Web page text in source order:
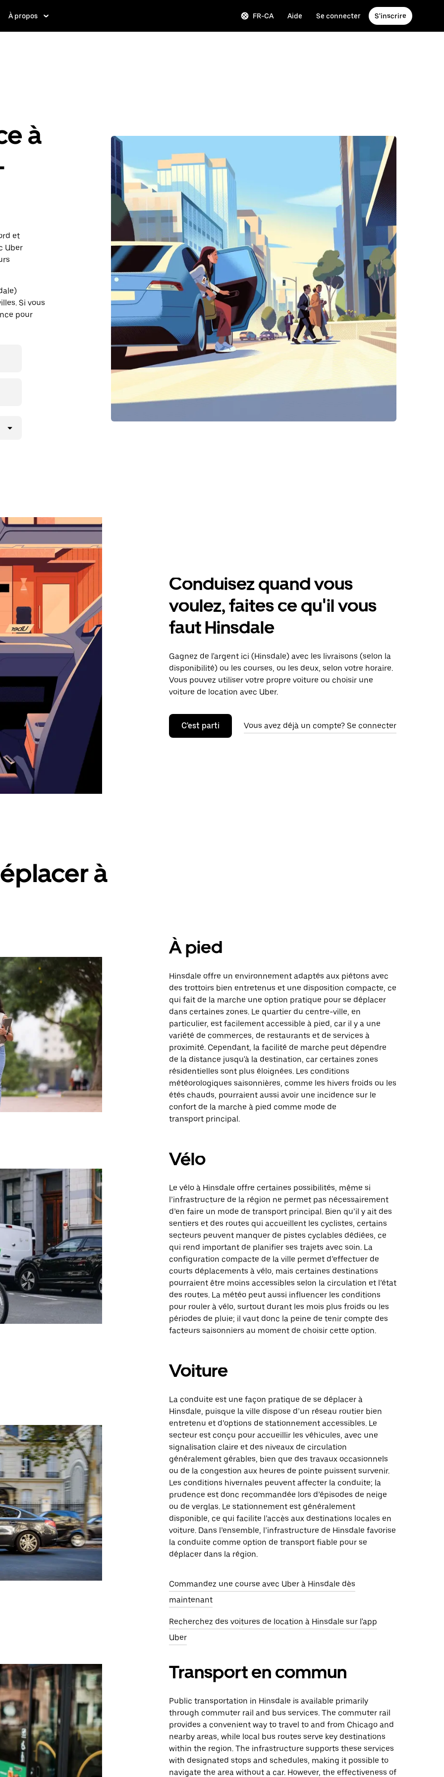
À propos FR-CA Aide Se connecter S'inscrire
à
et
Uber
Si vous
pour
Conduisez quand vous
voulez, faites ce qu'il vous
faut Hinsdale
Gagnez de l'argent ici (Hinsdale) avec les livraisons (selon la
disponibilité) ou les courses, ou les deux, selon votre horaire.
Vous pouvez utiliser votre propre voiture ou choisir une
voiture de location avec Uber.
C'est parti Vous avez déjà un compte? Se connecter
à
À pied
Hinsdale offre un environnement adaptés aux piétons avec
des trottoirs bien entretenus et une disposition compacte, ce
qui fait de la marche une option pratique pour se déplacer
dans certaines zones. Le quartier du centre-ville, en
particulier, est facilement accessible à pied, car il y a une
variété de commerces, de restaurants et de services à
proximité. Cependant, la facilité de marche peut dépendre
de la distance jusqu'à la destination, car certaines zones
résidentielles sont plus éloignées. Les conditions
météorologiques saisonnières, comme les hivers froids ou les
étés chauds, pourraient aussi avoir une incidence sur le
confort de la marche à pied comme mode de
transport principal.
Vélo
Le vélo à Hinsdale offre certaines possibilités, même si
l’infrastructure de la région ne permet pas nécessairement
d’en faire un mode de transport principal. Bien qu’il y ait des
sentiers et des routes qui accueillent les cyclistes, certains
secteurs peuvent manquer de pistes cyclables dédiées, ce
qui rend important de planifier ses trajets avec soin. La
configuration compacte de la ville permet d’effectuer de
courts déplacements à vélo, mais certaines destinations
pourraient être moins accessibles selon la circulation et l’état
des routes. La météo peut aussi influencer les conditions
pour rouler à vélo, surtout durant les mois plus froids ou les
périodes de pluie; il vaut donc la peine de tenir compte des
facteurs saisonniers au moment de choisir cette option.
Voiture
La conduite est une façon pratique de se déplacer à
Hinsdale, puisque la ville dispose d’un réseau routier bien
entretenu et d’options de stationnement accessibles. Le
secteur est conçu pour accueillir les véhicules, avec une
signalisation claire et des niveaux de circulation
généralement gérables, bien que des travaux occasionnels
ou de la congestion aux heures de pointe puissent survenir.
Les conditions hivernales peuvent affecter la conduite; la
prudence est donc recommandée lors d’épisodes de neige
ou de verglas. Le stationnement est généralement
disponible, ce qui facilite l’accès aux destinations locales en
voiture. Dans l’ensemble, l’infrastructure de Hinsdale favorise
la conduite comme option de transport fiable pour se
déplacer dans la région.
Commandez une course avec Uber à Hinsdale dès
maintenant
Recherchez des voitures de location à Hinsdale sur l'app
Uber
Transport en commun
Public transportation in Hinsdale is available primarily
through commuter rail and bus services. The commuter rail
provides a convenient way to travel to and from Chicago and
nearby areas, while local bus routes serve key destinations
within the region. The infrastructure supports these services
with designated stops and schedules, making it possible to
navigate the area without a car. However, the effectiveness of